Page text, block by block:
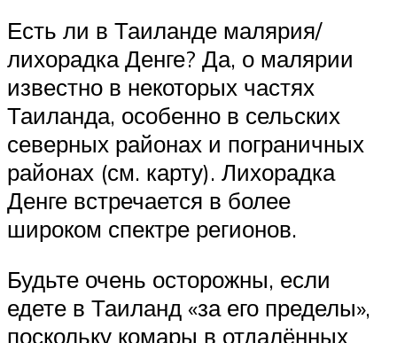
Есть ли в Таиланде малярия/
лихорадка Денге? Да, о малярии
известно в некоторых частях
Таиланда, особенно в сельских
северных районах и пограничных
районах (см. карту). Лихорадка
Денге встречается в более
широком спектре регионов.
Будьте очень осторожны, если
едете в Таиланд «за его пределы»,
поскольку комары в отдалённых